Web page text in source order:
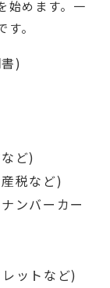
始めます。一
。
)
ど)
税など)
ンバーカー
ットなど)